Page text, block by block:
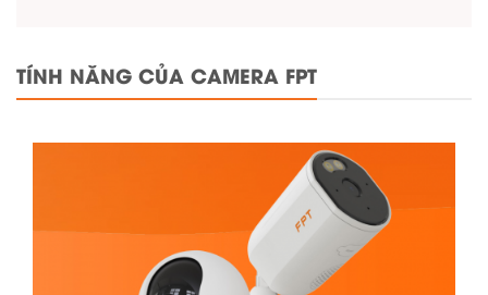
TÍNH NĂNG CỦA CAMERA FPT